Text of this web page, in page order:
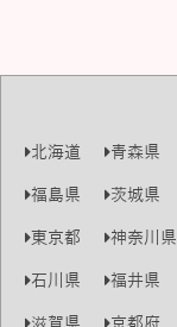
北海道 青森県
福島県
茨城県
東京都
神奈川県
石川県
福井県